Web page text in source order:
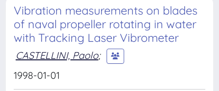
Vibration measurements on blades
of naval propeller rotating in water
with Tracking Laser Vibrometer
CASTELLINI, Paolo;
1998-01-01